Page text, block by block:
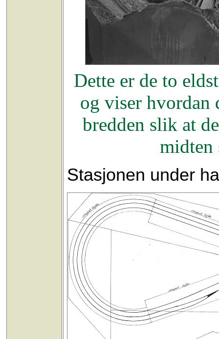
Dette er de to
og viser hvordan
bredden slik at
midten
Stasjonen under